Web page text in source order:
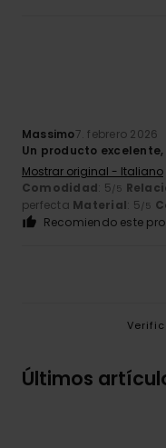
Massimo7. febrero 2026
Un producto
Mostrar original - Italiano
Comodidad: 5/5
perfecta Material: 5/5
Recomiendo este
Últimos